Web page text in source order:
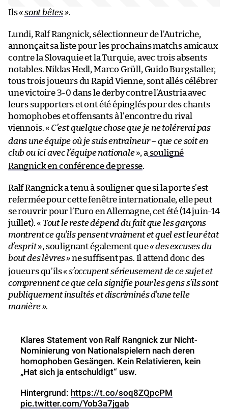
Ils«sont bêtes».
Lundi, Ralf Rangnick, sélectionneur de l’Autriche,
annonçait sa liste pour les prochains matchs amicaux
contre la Slovaquie et la Turquie, avec trois absents
notables. Niklas Hedl, Marco Grüll, Guido Burgstaller,
tous trois joueurs du Rapid Vienne, sont allés célébrer
une victoire 3-0 dans le derby contre l’Austria avec
leurs supporters et ont été épinglés pour des chants
homophobes et offensants à l’encontre du rival
viennois. « C’est quelque chose que je ne tolérerai pas
dans une équipe où je suis entraîneur – que ce soit en
club ou ici avec l’équipe nationale», a souligné
Rangnick en conférence de presse.
Ralf Rangnick a tenu à souligner que si la porte s’est
refermée pour cette fenêtre internationale, elle peut
se rouvrir pour l’Euro en Allemagne, cet été (14 juin-14
juillet). « Tout le reste dépend du fait que les garçons
montrent ce qu’ils pensent vraiment et quel est leur état
d’esprit», soulignant également que« des excuses du
bout des lèvres»ne suffisent pas. Il attend donc des
joueurs qu’ils« s’occupent sérieusement de ce sujet et
comprennent ce que cela signifie pour les gens s’ils sont
publiquement insultés et discriminés d’une telle
manière ».
Klares Statement von Ralf Rangnick zur Nicht-
Nominierung von Nationalspielern nach deren
homophoben Gesängen. Kein Relativieren, kein
„Hat sich ja entschuldigt“ usw.
Hintergrund: https://t.co/soq8ZQpcPM
pic.twitter.com/Yob3a7jgab